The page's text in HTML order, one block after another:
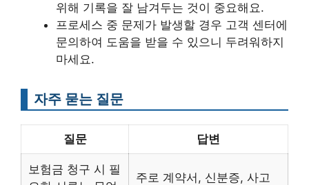
위해 기록을 잘 남겨두는 것이 중요해요.
프로세스 중 문제가 발생할 경우 고객 센터에
문의하여 도움을 받을 수 있으니 두려워하지
마세요.
자주 묻는 질문
질문 답변
보험금 청구 시 필
주로 계약서, 신분증, 사고